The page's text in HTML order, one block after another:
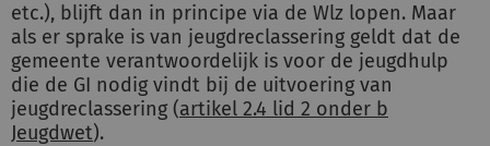
etc.), blijft dan in principe via de Wlz lopen. Maar
als er sprake is van jeugdreclassering geldt dat de
gemeente verantwoordelijk is voor de jeugdhulp
die de GI nodig vindt bij de uitvoering van
jeugdreclassering (artikel 2.4 lid 2 onder b
Jeugdwet).